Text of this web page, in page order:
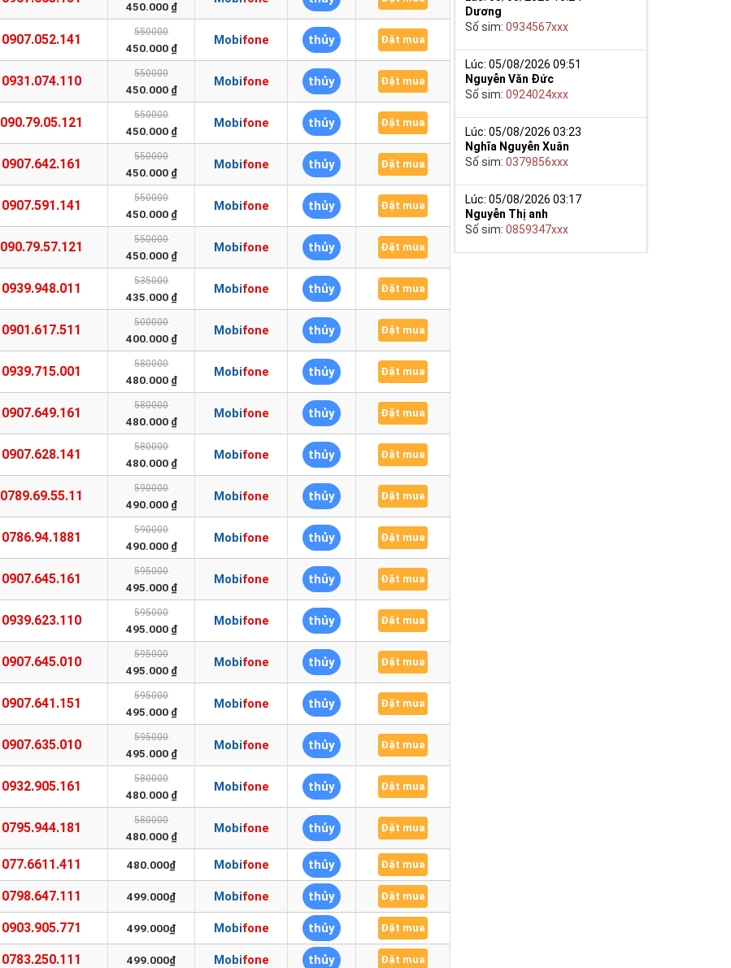
450.000 ₫
0907.052.141 550000
450.000 ₫
Mobifone thủy Đặt mua
0931.074.110 550000
450.000 ₫
Mobifone thủy Đặt mua
090.79.05.121 550000
450.000 ₫
Mobifone thủy Đặt mua
0907.642.161 550000
450.000 ₫
Mobifone thủy Đặt mua
0907.591.141 550000
450.000 ₫
Mobifone thủy Đặt mua
090.79.57.121 550000
450.000 ₫
Mobifone thủy Đặt mua
0939.948.011 535000
435.000 ₫
Mobifone thủy Đặt mua
0901.617.511 500000
400.000 ₫
Mobifone thủy Đặt mua
0939.715.001 580000
480.000 ₫
Mobifone thủy Đặt mua
0907.649.161 580000
480.000 ₫
Mobifone thủy Đặt mua
0907.628.141 580000
480.000 ₫
Mobifone thủy Đặt mua
0789.69.55.11 590000
490.000 ₫
Mobifone thủy Đặt mua
0786.94.1881 590000
490.000 ₫
Mobifone thủy Đặt mua
0907.645.161 595000
495.000 ₫
Mobifone thủy Đặt mua
0939.623.110 595000
495.000 ₫
Mobifone thủy Đặt mua
0907.645.010 595000
495.000 ₫
Mobifone thủy Đặt mua
0907.641.151 595000
495.000 ₫
Mobifone thủy Đặt mua
0907.635.010 595000
495.000 ₫
Mobifone thủy Đặt mua
0932.905.161 580000
480.000 ₫
Mobifone thủy Đặt mua
0795.944.181 580000
480.000 ₫
Mobifone thủy Đặt mua
077.6611.411 480.000₫ Mobifone thủy Đặt mua
0798.647.111 499.000₫ Mobifone thủy Đặt mua
0903.905.771 499.000₫ Mobifone thủy Đặt mua
0783.250.111 499.000₫ Mobifone thủy Đặt mua
Dương
Số sim:0934567xxx
Lúc: 05/08/2026 09:51
Nguyễn Văn Đức
Số sim:0924024xxx
Lúc: 05/08/2026 03:23
Nghĩa Nguyễn Xuân
Số sim:0379856xxx
Lúc: 05/08/2026 03:17
Nguyễn Thị anh
Số sim:0859347xxx